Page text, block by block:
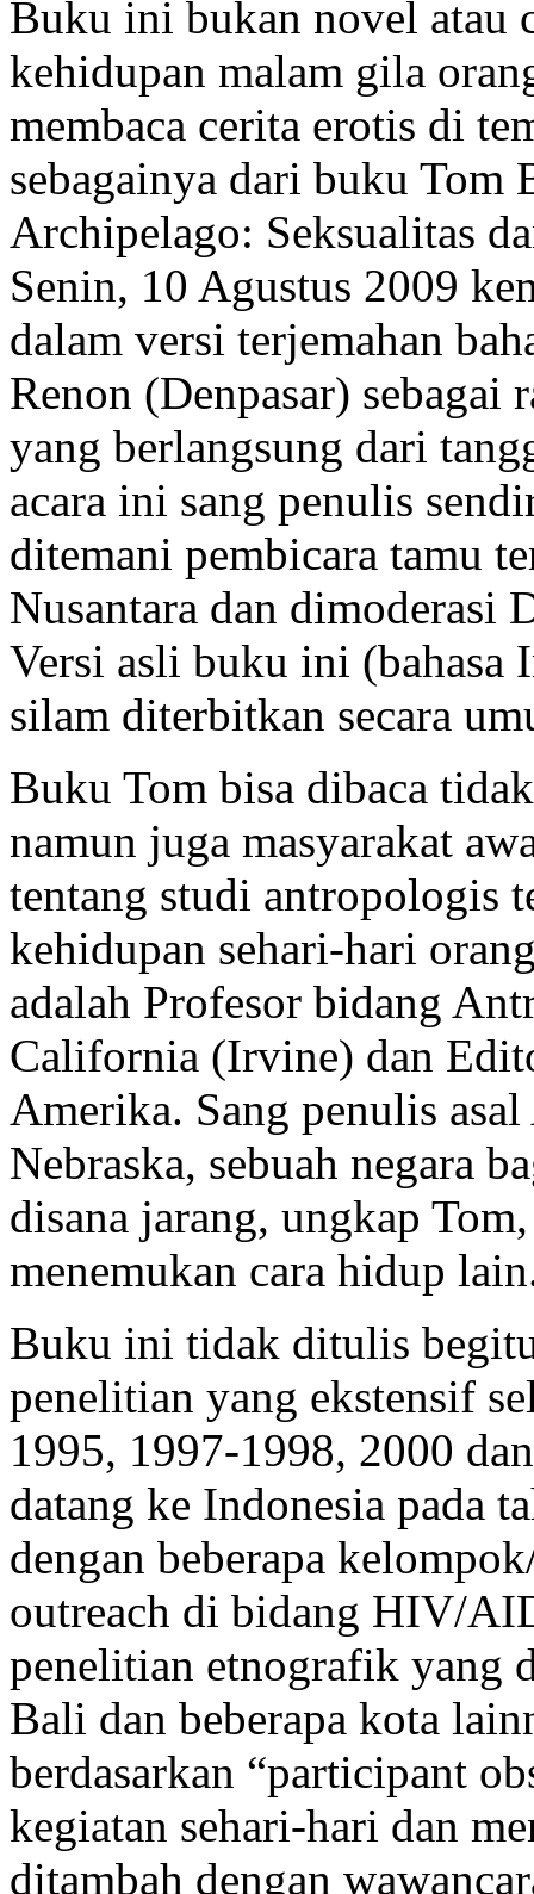
Buku ini bukan novel atau
kehidupan malam gila
membaca cerita erotis di
sebagainya dari buku
Archipelago: Seksualitas
Senin, 10 Agustus 2009
dalam versi terjemahan
Renon (Denpasar) sebagai
yang berlangsung dari
acara ini sang penulis
ditemani pembicara tamu
Nusantara dan dimoderasi
Versi asli buku ini (bahasa
silam diterbitkan secara
Buku Tom bisa dibaca
namun juga masyarakat
tentang studi antropologis
kehidupan sehari-hari
adalah Profesor bidang
California (Irvine) dan
Amerika. Sang penulis
Nebraska, sebuah negara
disana jarang, ungkap
menemukan cara hidup
Buku ini tidak ditulis
penelitian yang ekstensif
1995, 1997-1998, 2000
datang ke Indonesia pada
dengan beberapa
outreach di bidang HIV/
penelitian etnografik yang
Bali dan beberapa kota
berdasarkan “participant
kegiatan sehari-hari dan
ditambah dengan